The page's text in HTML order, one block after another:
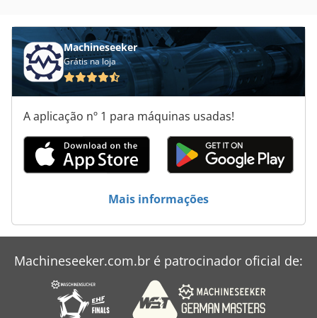
Biesse Rover 342
Biesse Rover 346
Biesse Rover 35
Biesse Rover 35 L
Biesse Rover 464
Biesse Rover B Ft
Biesse Rover C
Biesse Stream B
Machineseeker
Grátis na loja
A aplicação nº 1 para máquinas usadas!
Mais informações
Machineseeker.com.br é patrocinador oficial de: